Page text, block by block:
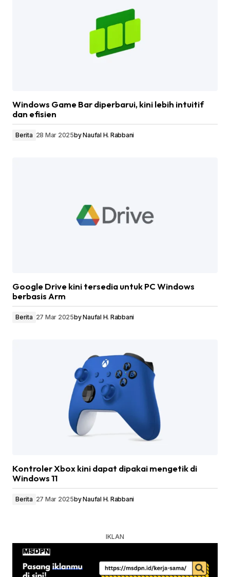
Windows Game Bar diperbarui, kini lebih intuitif
dan efisien
Berita 28 Mar 2025byNaufal H. Rabbani
Google Drive kini tersedia untuk PC Windows
berbasis Arm
Berita 27 Mar 2025byNaufal H. Rabbani
Kontroler Xbox kini dapat dipakai mengetik di
Windows 11
Berita 27 Mar 2025byNaufal H. Rabbani